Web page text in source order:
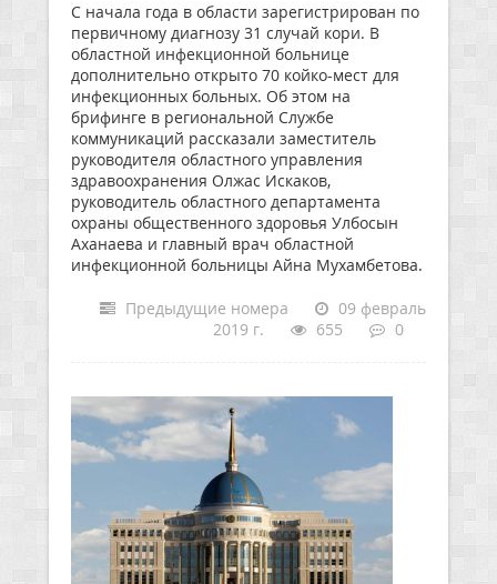
С начала года в области зарегистрирован по
первичному диагнозу 31 случай кори. В
областной инфекционной больнице
дополнительно открыто 70 койко-мест для
инфекционных больных. Об этом на
брифинге в региональной Службе
коммуникаций рассказали заместитель
руководителя областного управления
здравоохранения Олжас Искаков,
руководитель областного департамента
охраны общественного здоровья Улбосын
Аханаева и главный врач областной
инфекционной больницы Айна Мухамбетова.
Предыдущие номера
09 февраль
2019 г.
655 0